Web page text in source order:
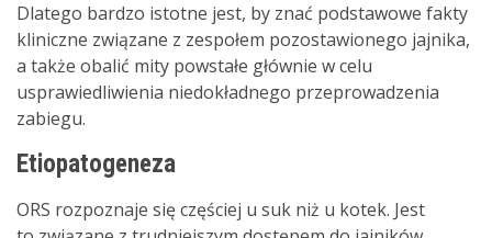
Dlatego bardzo istotne jest, by znać podstawowe fakty
kliniczne związane z zespołem pozostawionego jajnika,
a także obalić mity powstałe głównie w celu
usprawiedliwienia niedokładnego przeprowadzenia
zabiegu.
Etiopatogeneza
ORS rozpoznaje się częściej u suk niż u kotek. Jest